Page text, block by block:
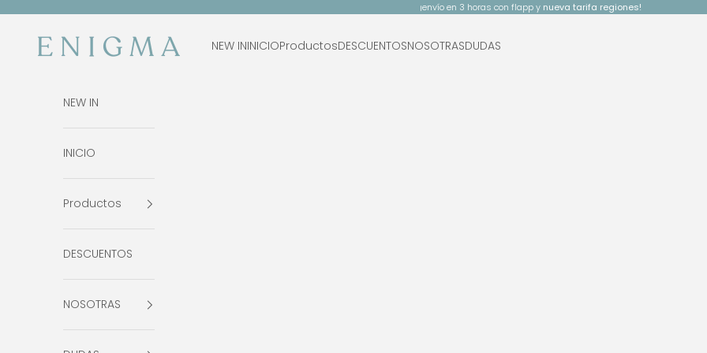
¡envío en 3 horas con flapp y nueva tarifa regiones!
Enigma Estudio NEW ININICIOProductosDESCUENTOSNOSOTRASDUDAS
NEW IN
INICIO
Productos
DESCUENTOS
NOSOTRAS